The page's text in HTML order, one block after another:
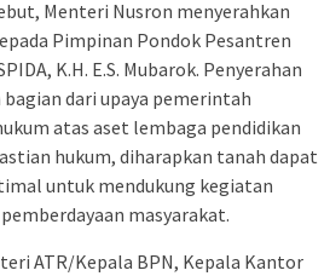
Menteri Nusron menyerahkan
Pimpinan Pondok Pesantren
K.H. E.S. Mubarok. Penyerahan
dari upaya pemerintah
atas aset lembaga pendidikan
hukum, diharapkan tanah dapat
untuk mendukung kegiatan
masyarakat.
ATR/Kepala BPN, Kepala Kantor